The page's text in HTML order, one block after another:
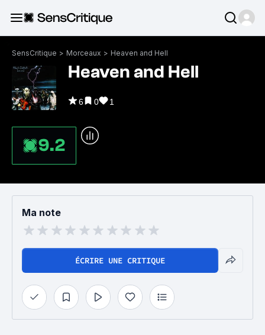
SensCritique > Morceaux > Heaven and Hell
Heaven and Hell
6 0 1
9.2
Ma note
ÉCRIRE UNE CRITIQUE